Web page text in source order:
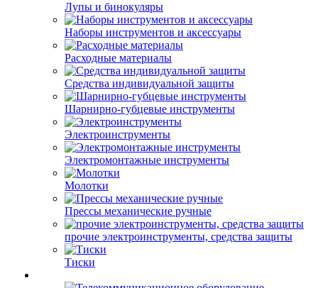
Лупы и бинокуляры
Наборы инструментов и аксессуары
Расходные материалы
Средства индивидуальной защиты
Шарнирно-губцевые инструменты
Электроинструменты
Электромонтажные инструменты
Молотки
Прессы механические ручные
прочие электроинструменты, средства защиты
Тиски